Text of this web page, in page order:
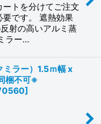
トを分けてご注文
要です。 遮熱効果
射の高いアルミ蒸
ラー…
ラー）1.5ｍ幅 x
梱不可※
]